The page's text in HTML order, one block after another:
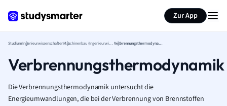
Zur App
StudiumIngenieurwissenschaften Maschinenbau (Ingenieurwissenschaften) Verbrennungsthermodynamik
Verbrennungsthermodynamik
Die Verbrennungsthermodynamik untersucht die
Energieumwandlungen, die bei der Verbrennung von Brennstoffen